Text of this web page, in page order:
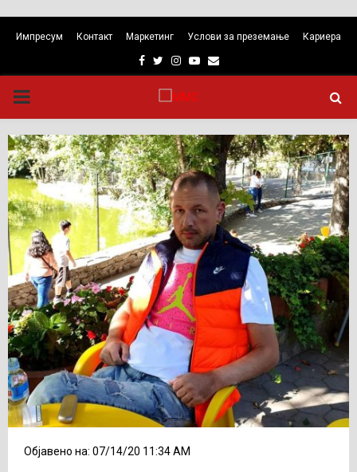
Импресум Контакт Маркетинг Услови за преземање Кариера
Facebook
TwitterInstagram
Youtube
Email
PRIMARY
MENU
Објавено на: 07/14/20 11:34 AM